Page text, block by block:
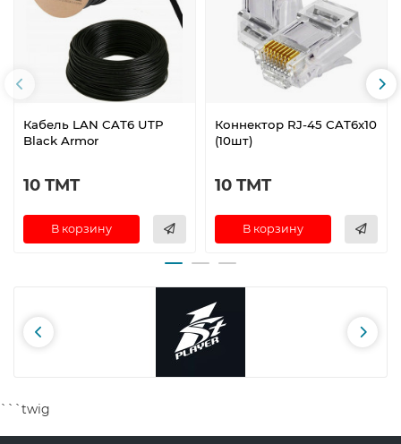
Кабель LAN CAT6 UTP
Black Armor
10 TMT
В корзину
Коннектор RJ-45 CAT6x10
(10шт)
10 TMT
В корзину
```twig